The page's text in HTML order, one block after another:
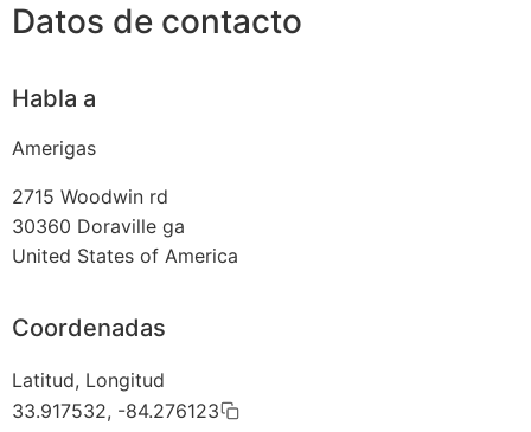
Datos de contacto
Habla a
Amerigas
2715 Woodwin rd
30360 Doraville ga
United States of America
Coordenadas
Latitud, Longitud
33.917532, -84.276123